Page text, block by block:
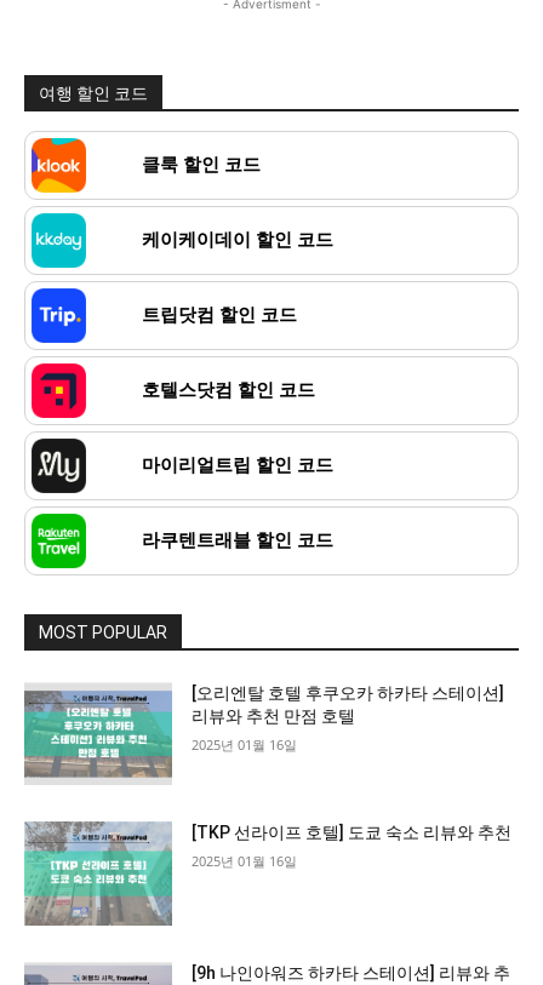
- Advertisment -
여행 할인 코드
클룩 할인 코드
케이케이데이 할인 코드
트립닷컴 할인 코드
호텔스닷컴 할인 코드
마이리얼트립 할인 코드
라쿠텐트래블 할인 코드
MOST POPULAR
[오리엔탈 호텔 후쿠오카 하카타 스테이션]
리뷰와 추천 만점 호텔
2025년 01월 16일
[TKP 선라이프 호텔] 도쿄 숙소 리뷰와 추천
2025년 01월 16일
[9h 나인아워즈 하카타 스테이션] 리뷰와 추